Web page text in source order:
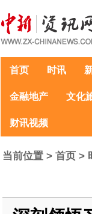
首页 时讯
金融地产 文化
财讯视频
当前位置 >首页 >